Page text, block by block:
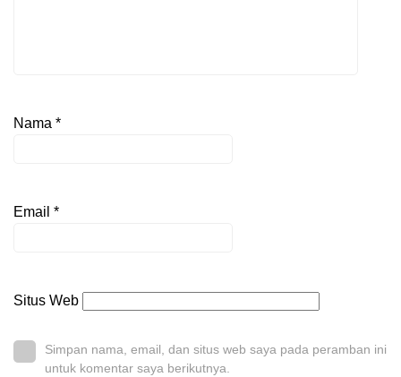
Nama *
Email *
Situs Web
Simpan nama, email, dan situs web saya pada peramban ini
untuk komentar saya berikutnya.